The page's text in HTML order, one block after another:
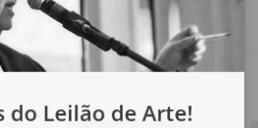
do Leilão de Arte!